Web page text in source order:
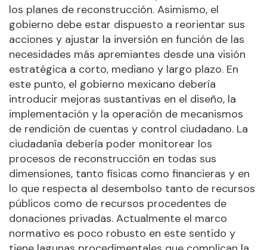
los planes de reconstrucción. Asimismo, el
gobierno debe estar dispuesto a reorientar sus
acciones y ajustar la inversión en función de las
necesidades más apremiantes desde una visión
estratégica a corto, mediano y largo plazo. En
este punto, el gobierno mexicano debería
introducir mejoras sustantivas en el diseño, la
implementación y la operación de mecanismos
de rendición de cuentas y control ciudadano. La
ciudadanía debería poder monitorear los
procesos de reconstrucción en todas sus
dimensiones, tanto físicas como financieras y en
lo que respecta al desembolso tanto de recursos
públicos como de recursos procedentes de
donaciones privadas. Actualmente el marco
normativo es poco robusto en este sentido y